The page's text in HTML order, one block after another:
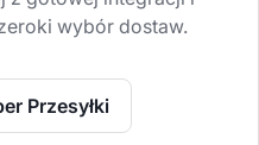
wybór dostaw.
Przesyłki